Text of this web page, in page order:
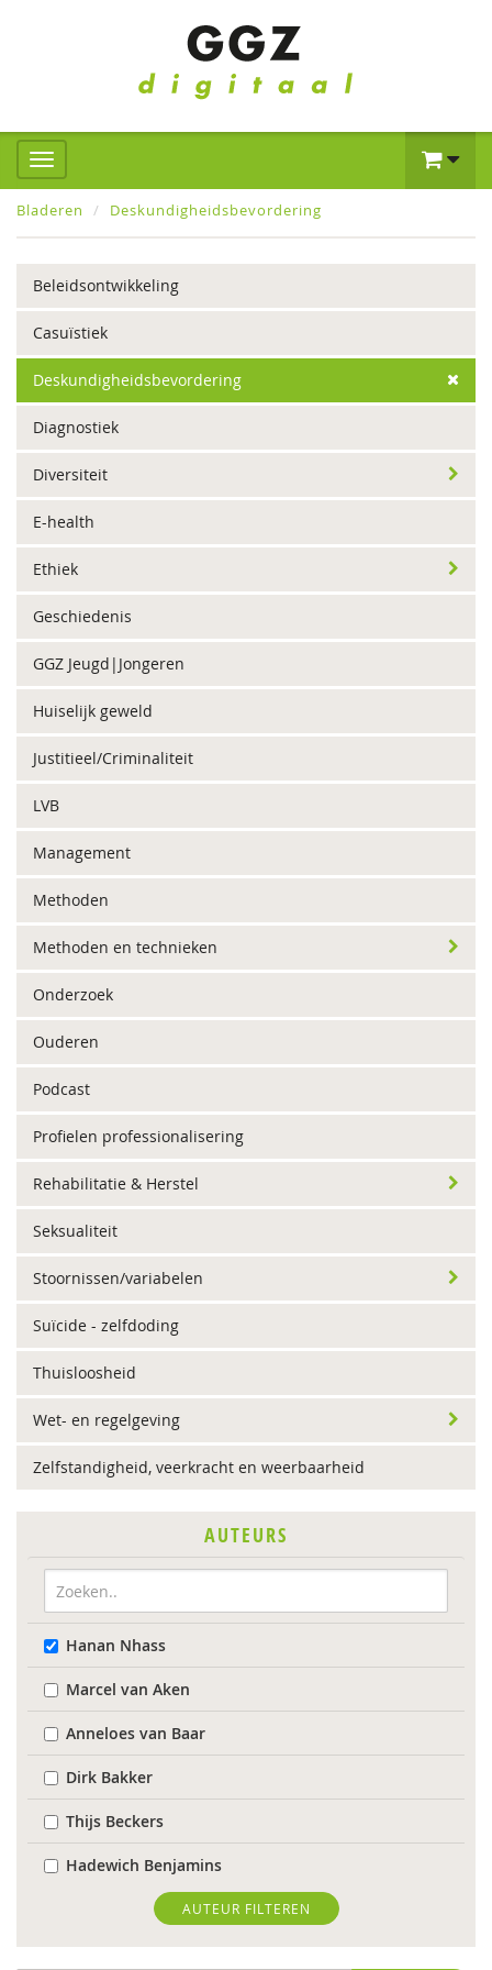
Bladeren Deskundigheidsbevordering
Beleidsontwikkeling
Casuïstiek
Deskundigheidsbevordering
Diagnostiek
Diversiteit
E-health
Ethiek
Geschiedenis
GGZ Jeugd|Jongeren
Huiselijk geweld
Justitieel/Criminaliteit
LVB
Management
Methoden
Methoden en technieken
Onderzoek
Ouderen
Podcast
Profielen professionalisering
Rehabilitatie & Herstel
Seksualiteit
Stoornissen/variabelen
Suïcide - zelfdoding
Thuisloosheid
Wet- en regelgeving
Zelfstandigheid, veerkracht en weerbaarheid
AUTEURS
Hanan Nhass
Marcel van Aken
Anneloes van Baar
Dirk Bakker
Thijs Beckers
Hadewich Benjamins
Monique Beurskens
Dienke Boertien
AUTEUR FILTEREN